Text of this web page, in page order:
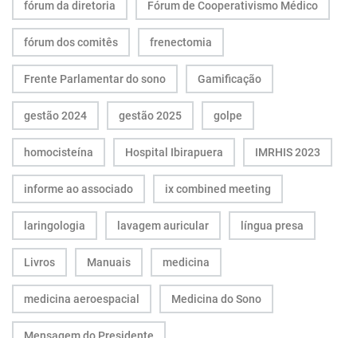
fórum da diretoria Fórum de Cooperativismo Médico
fórum dos comitês frenectomia
Frente Parlamentar do sono Gamificação
gestão 2024 gestão 2025 golpe
homocisteína Hospital Ibirapuera IMRHIS 2023
informe ao associado ix combined meeting
laringologia lavagem auricular língua presa
Livros Manuais medicina
medicina aeroespacial Medicina do Sono
Mensagem do Presidente